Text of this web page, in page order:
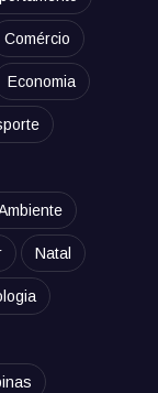
Comércio
Economia
Natal